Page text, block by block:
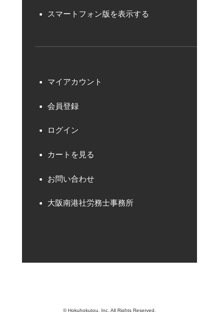
スマートフォン版を表示する
マイアカウント
会員登録
ログイン
カートを見る
お問い合わせ
大阪南港社労務士事務所
© Hokuhokutou, Inc. All Rights Reserved.